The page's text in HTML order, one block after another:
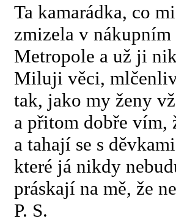
Ta kamarádka, co
zmizela v nákupním
Metropole a už ji
Miluji věci,
tak, jako my ženy
a přitom dobře
a tahají se s
které já nikdy
práskají na mě, že
P. S.